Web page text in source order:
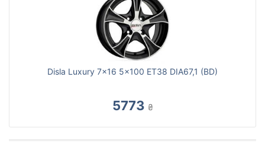
Disla Luxury 7x16 5x100 ET38 DIA67,1 (BD)
5773 ₴